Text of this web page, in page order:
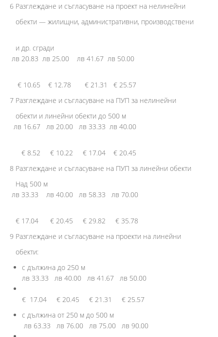
6 Разглеждане и съгласуване на проект на нелинейни
обекти — жилищни, административни, производствени
и др. сгради
лв 20.83 лв 25.00 лв 41.67 лв 50.00
€ 10.65 € 12.78 € 21.31 € 25.57
7 Разглеждане и съгласуване на ПУП за нелинейни
обекти и линейни обекти до 500 м
лв 16.67 лв 20.00 лв 33.33 лв 40.00
€ 8.52 € 10.22 € 17.04 € 20.45
8 Разглеждане и съгласуване на ПУП за линейни обекти
Над 500 м
лв 33.33 лв 40.00 лв 58.33 лв 70.00
€ 17.04 € 20.45 € 29.82 € 35.78
9 Разглеждане и съгласуване на проекти на линейни
обекти:
с дължина до 250 м
лв 33.33 лв 40.00 лв 41.67 лв 50.00
€ 17.04 € 20.45 € 21.31 € 25.57
с дължина от 250 м до 500 м
лв 63.33 лв 76.00 лв 75.00 лв 90.00